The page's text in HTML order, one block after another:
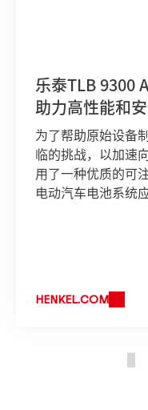
乐泰TLB 9300
助力高性能和
为了帮助原始设备
临的挑战，以加速
用了一种优质的可
电动汽车电池系统
HENKEL.COM